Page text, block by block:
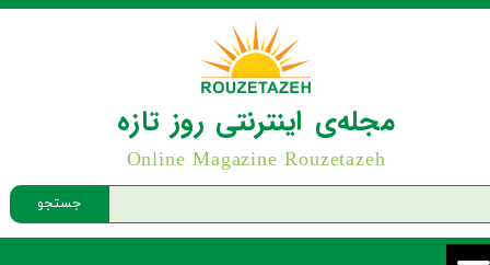
جستجو
مجله‌ی اینترنتی روز تازه
Online Magazine Rouzetazeh